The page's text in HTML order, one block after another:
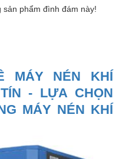
phẩm đình đám này!
MÁY NÉN KHÍ
- LỰA CHỌN
MÁY NÉN KHÍ